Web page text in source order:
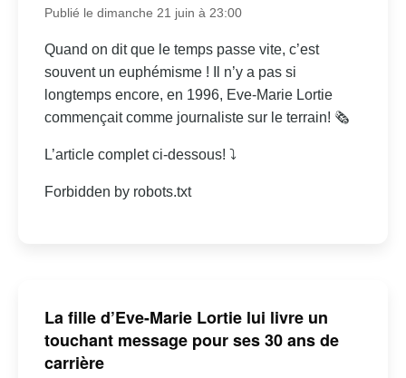
Publié le dimanche 21 juin à 23:00
Quand on dit que le temps passe vite, c’est
souvent un euphémisme ! Il n’y a pas si
longtemps encore, en 1996, Eve-Marie Lortie
commençait comme journaliste sur le terrain! 🗞
L’article complet ci-dessous! ⤵
Forbidden by robots.txt
La fille d’Eve-Marie Lortie lui livre un
touchant message pour ses 30 ans de
carrière